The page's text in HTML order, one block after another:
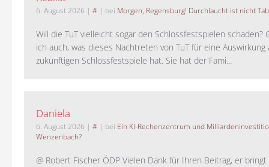
6. August 2026 | # | bei Morgen, Regensburg! Durchlaucht ist nicht
Will die TuT vielleicht sogar den Schlossfestspielen schaden?
ich auch, was dieses Nachtreten von TuT für eine Auswirkung
zukünftigen Schlossfestspiele hat. Sie hat der Fami...
Daniela
6. August 2026 | # | bei Ein KI-Rechenzentrum und
Wenzenbach?
@ Robert Fischer ÖDP Vielen Dank für Ihren Beitrag, er